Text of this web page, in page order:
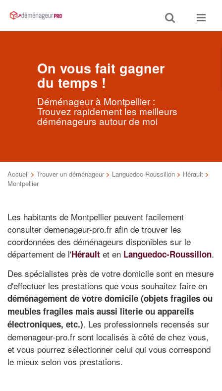
Toggle
search
Toggle
On vous fait gagner
du temps !
Déménageur à Montpellier :
Trouvez rapidement les meilleurs
déménageurs autour de moi
Accueil > Trouver un déménageur > Languedoc-Roussillon > Hérault >
Montpellier
Les habitants de Montpellier peuvent facilement
consulter demenageur-pro.fr afin de trouver les
coordonnées des déménageurs disponibles sur le
département de l'Hérault et en Languedoc-Roussillon.
Des spécialistes près de votre domicile sont en mesure
d'effectuer les prestations que vous souhaitez faire en
déménagement de votre domicile (objets fragiles ou
meubles fragiles mais aussi literie ou appareils
électroniques, etc.). Les professionnels recensés sur
demenageur-pro.fr sont localisés à côté de chez vous,
et vous pourrez sélectionner celui qui vous correspond
le mieux selon vos prestations.